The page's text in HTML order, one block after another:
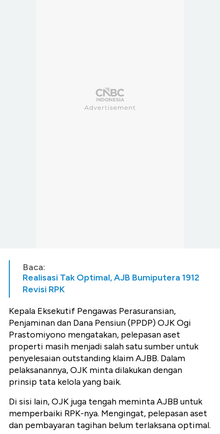
Baca:
Realisasi Tak Optimal, AJB Bumiputera 1912
Revisi RPK
Kepala Eksekutif Pengawas Perasuransian,
Penjaminan dan Dana Pensiun (PPDP) OJK Ogi
Prastomiyono mengatakan, pelepasan aset
properti masih menjadi salah satu sumber untuk
penyelesaian outstanding klaim AJBB. Dalam
pelaksanannya, OJK minta dilakukan dengan
prinsip tata kelola yang baik.
Di sisi lain, OJK juga tengah meminta AJBB untuk
memperbaiki RPK-nya. Mengingat, pelepasan aset
dan pembayaran tagihan belum terlaksana optimal.